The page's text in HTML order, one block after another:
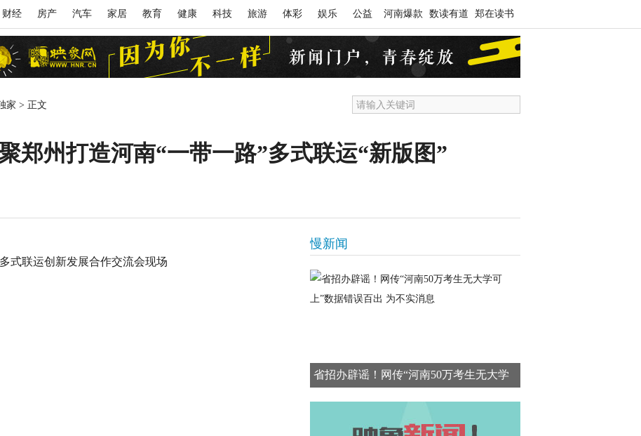
财经 房产 汽车 家居 教育 健康 科技 旅游 体彩 娱乐 公益 河南爆款 数读有道 郑在读书
家 > 正文
郑州打造河南“一带一路”多式联运“新版图”
慢新闻
省招办辟谣！网传“河南50万考生无大学